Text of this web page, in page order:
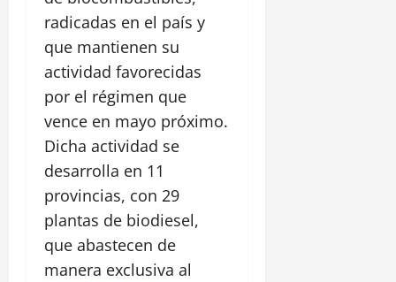
radicadas en el país y
que mantienen su
actividad favorecidas
por el régimen que
vence en mayo próximo.
Dicha actividad se
desarrolla en 11
provincias, con 29
plantas de biodiesel,
que abastecen de
manera exclusiva al